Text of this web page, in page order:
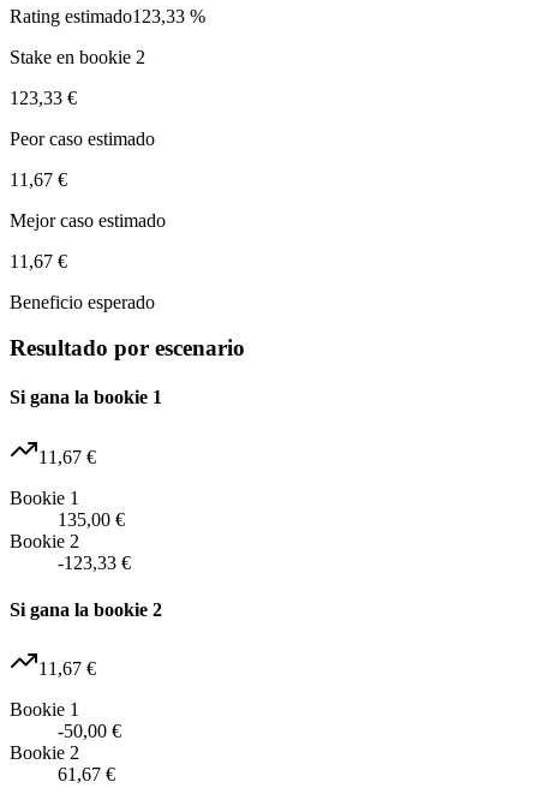
Rating estimado123,33 %
Stake en bookie 2
123,33 €
Peor caso estimado
11,67 €
Mejor caso estimado
11,67 €
Beneficio esperado
Resultado por escenario
Si gana la bookie 1
11,67 €
Bookie 1
135,00 €
Bookie 2
-123,33 €
Si gana la bookie 2
11,67 €
Bookie 1
-50,00 €
Bookie 2
61,67 €